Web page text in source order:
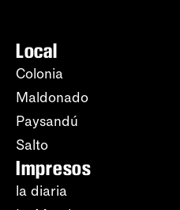
Local
Colonia
Maldonado
Paysandú
Salto
Impresos
la diaria